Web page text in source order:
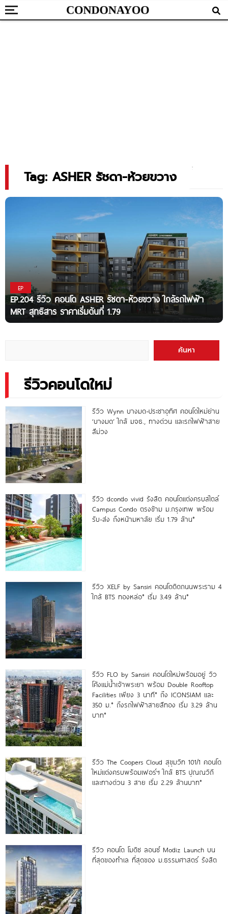
Tag: ASHER รัชดา-ห้วยขวาง
EP
EP.204 รีวิว คอนโด ASHER รัชดา-ห้วยขวาง ใกล้รถไฟฟ้า
MRT สุทธิสาร ราคาเริ่มต้นที่ 1.79
ค้นหา
รีวิวคอนโดใหม่
รีวิว Wynn บางมด-ประชาอุทิศ คอนโดใหม่ย่าน
‘บางมด’ ใกล้ มจธ., ทางด่วน และรถไฟฟ้าสาย
สีม่วง
รีวิว dcondo vivid รังสิต คอนโดแต่งครบสไตล์
Campus Condo ตรงข้าม ม.กรุงเทพ พร้อม
รับ-ส่ง ถึงหน้ามหาลัย เริ่ม 1.79 ล้าน*
รีวิว XELF by Sansiri คอนโดติดถนนพระราม 4
ใกล้ BTS ทองหล่อ* เริ่ม 3.49 ล้าน*
รีวิว FLO by Sansiri คอนโดใหม่พร้อมอยู่ วิว
โค้งแม่น้ำเจ้าพระยา พร้อม Double Rooftop
Facilities เพียง 3 นาที* ถึง ICONSIAM และ
350 ม.* ถึงรถไฟฟ้าสายสีทอง เริ่ม 3.29 ล้าน
บาท*
รีวิว The Coopers Cloud สุขุมวิท 101/1 คอนโด
ใหม่แต่งครบพร้อมเฟอร์ฯ ใกล้ BTS ปุณณวิถี
และทางด่วน 3 สาย เริ่ม 2.29 ล้านบาท*
รีวิว คอนโด โมดิซ ลอนซ์ Modiz Launch บน
ที่สุดของทำเล ที่สุดของ ม.ธรรมศาสตร์ รังสิต